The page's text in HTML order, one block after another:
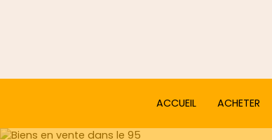
ACCUEIL ACHETER